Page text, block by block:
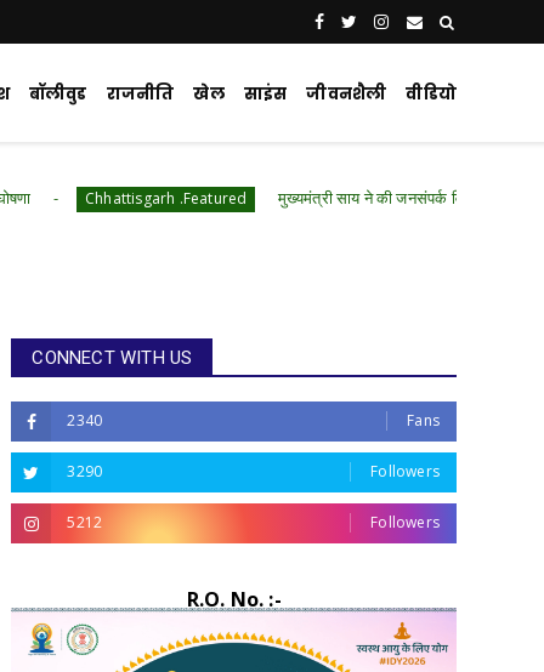
बॉलीवुड राजनीति खेल साइंस जीवनशैली वीडियो
.Featured मुख्यमंत्री साय ने की जनसंपर्क विभाग के 'मुस्कुराता बस्तर' पहल
CONNECT WITH US
2340 Fans
3290 Followers
5212 Followers
R.O. No. :-